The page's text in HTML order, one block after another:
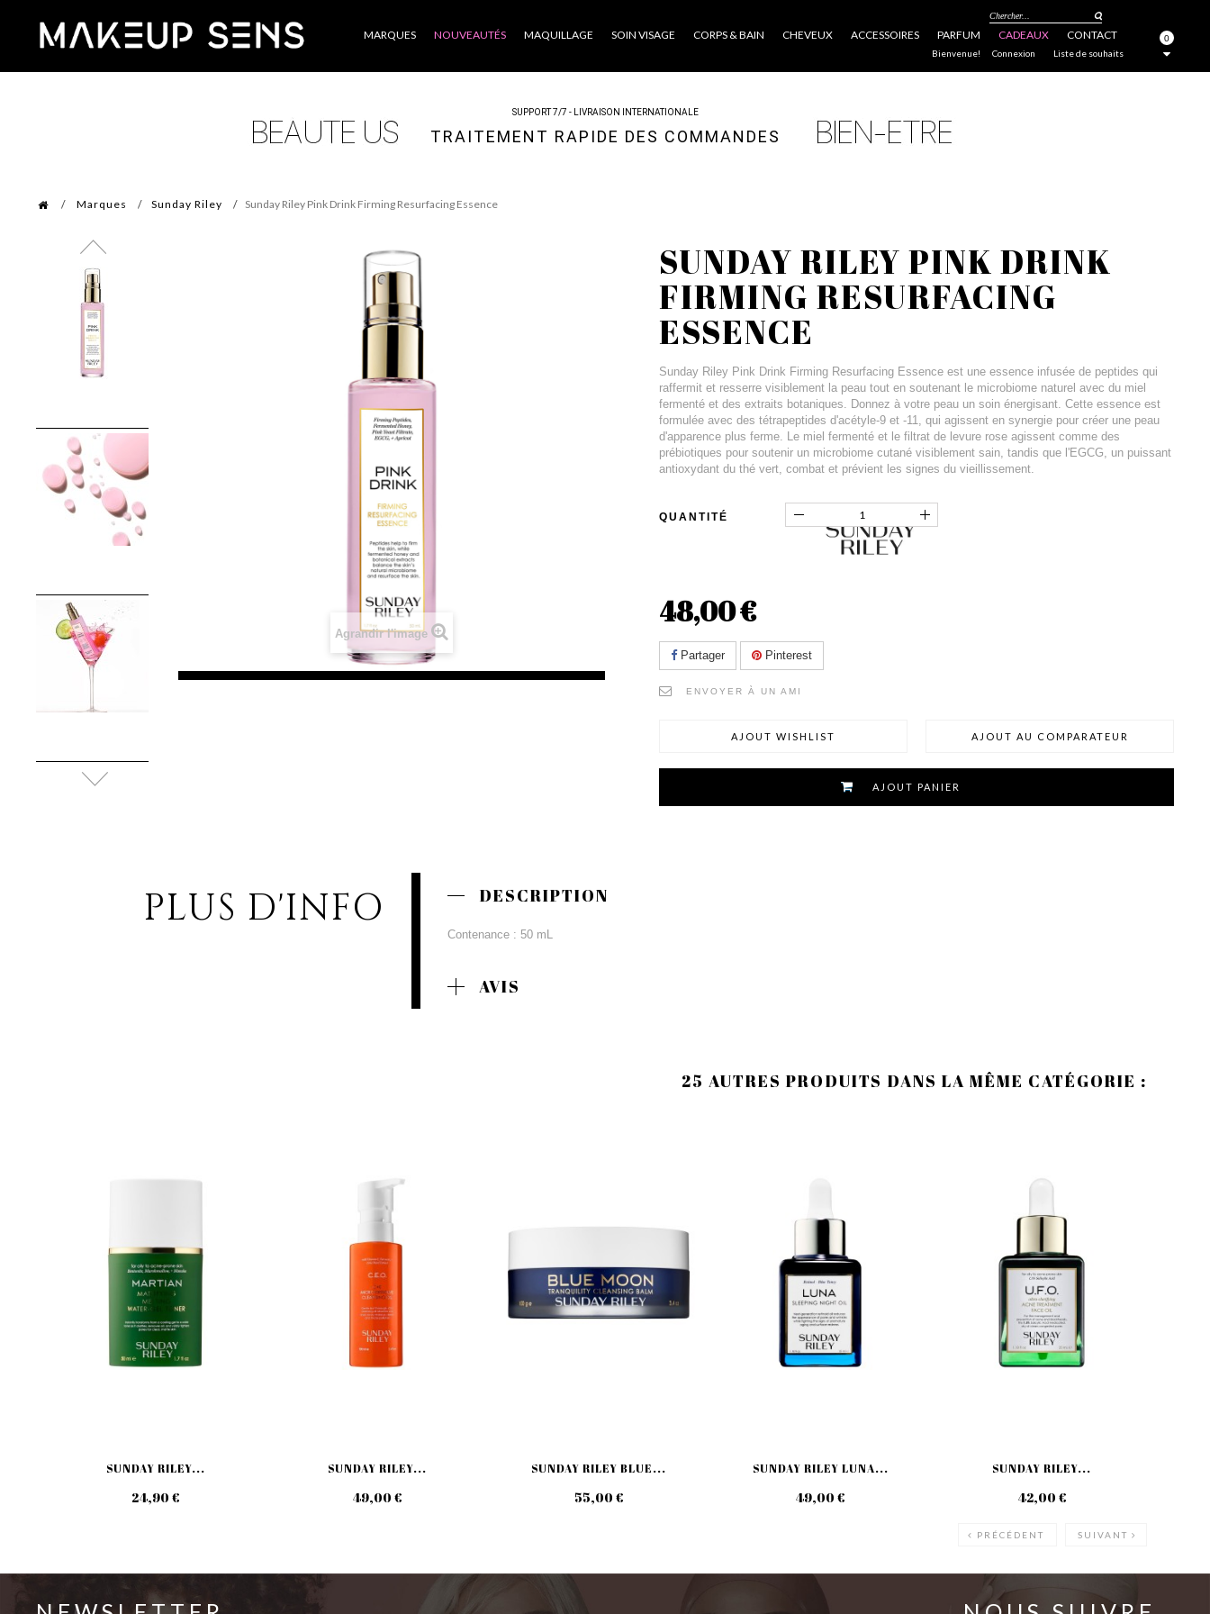
Catégories MARQUES NOUVEAUTÉS MAQUILLAGE SOIN VISAGE CORPS & BAIN CHEVEUX ACCESSOIRES PARFUM CADEAUX CONTACT
Chercher...
0
Liste de souhaits
Bienvenue! Connexion
SUPPORT 7/7 - LIVRAISON INTERNATIONALE
TRAITEMENT RAPIDE DES COMMANDES
Marques Sunday Riley Sunday Riley Pink Drink Firming Resurfacing Essence
Agrandir l'image
SUNDAY RILEY PINK DRINK
FIRMING RESURFACING
ESSENCE
Sunday Riley Pink Drink Firming Resurfacing Essence est une essence infusée de peptides qui
raffermit et resserre visiblement la peau tout en soutenant le microbiome naturel avec du miel
fermenté et des extraits botaniques. Donnez à votre peau un soin énergisant. Cette essence est
formulée avec des tétrapeptides d'acétyle-9 et -11, qui agissent en synergie pour créer une peau
d'apparence plus ferme. Le miel fermenté et le filtrat de levure rose agissent comme des
prébiotiques pour soutenir un microbiome cutané visiblement sain, tandis que l'EGCG, un puissant
antioxydant du thé vert, combat et prévient les signes du vieillissement.
QUANTITÉ
48,00 €
Partager Pinterest
ENVOYER À UN AMI
AJOUT WISHLIST AJOUT AU COMPARATEUR
AJOUT PANIER
PLUS D'INFO DESCRIPTION
Contenance : 50 mL
AVIS
25 AUTRES PRODUITS DANS LA MÊME CATÉGORIE :
SUNDAY RILEY...
24,90 €
SUNDAY RILEY...
49,00 €
SUNDAY RILEY BLUE...
55,00 €
SUNDAY RILEY LUNA...
49,00 €
SUNDAY RILEY...
42,00 €
PRÉCÉDENT SUIVANT